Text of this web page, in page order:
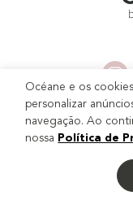
Institucional
Océane e os
personalizar
navegação. Ao
nossa Política de